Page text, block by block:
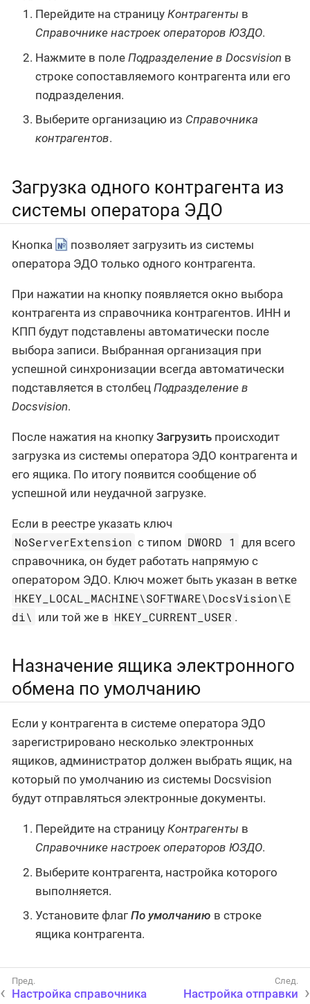
Перейдите на страницу Контрагенты в
Справочнике настроек операторов ЮЗДО.
Нажмите в поле Подразделение в Docsvision в
строке сопоставляемого контрагента или его
подразделения.
Выберите организацию из Справочника
контрагентов.
Загрузка одного контрагента из
системы оператора ЭДО
Кнопка
позволяет загрузить из системы
оператора ЭДО только одного контрагента.
При нажатии на кнопку появляется окно выбора
контрагента из справочника контрагентов. ИНН и
КПП будут подставлены автоматически после
выбора записи. Выбранная организация при
успешной синхронизации всегда автоматически
подставляется в столбец Подразделение в
Docsvision.
После нажатия на кнопку Загрузить происходит
загрузка из системы оператора ЭДО контрагента и
его ящика. По итогу появится сообщение об
успешной или неудачной загрузке.
Если в реестре указать ключ
NoServerExtension с типом DWORD 1 для всего
справочника, он будет работать напрямую с
оператором ЭДО. Ключ может быть указан в ветке
HKEY_LOCAL_MACHINE\SOFTWARE\DocsVision\E
di\ или той же в HKEY_CURRENT_USER .
Назначение ящика электронного
обмена по умолчанию
Если у контрагента в системе оператора ЭДО
зарегистрировано несколько электронных
ящиков, администратор должен выбрать ящик, на
который по умолчанию из системы Docsvision
будут отправляться электронные документы.
Перейдите на страницу Контрагенты в
Справочнике настроек операторов ЮЗДО.
Выберите контрагента, настройка которого
выполняется.
Установите флаг По умолчанию в строке
ящика контрагента.
Настройка справочника
Настройка отправки